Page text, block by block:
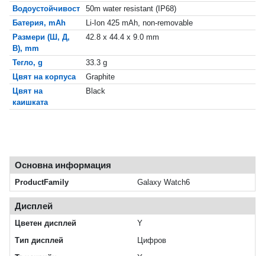
Водоустойчивост
50m water resistant (IP68)
Батерия, mAh
Li-Ion 425 mAh, non-removable
Размери (Ш, Д,
В), mm
42.8 x 44.4 x 9.0 mm
Тегло, g
33.3 g
Цвят на корпуса
Graphite
Цвят на
каишката
Black
Основна информация
ProductFamily Galaxy Watch6
Дисплей
Цветен дисплей
Y
Тип дисплей
Цифров